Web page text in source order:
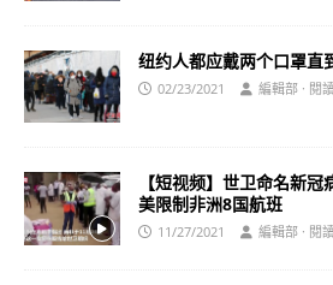
纽约人都应戴两个口罩直
02/23/2021 編輯部 · 閱
【短视频】世卫命名新
美限制非洲8国航班
11/27/2021 編輯部 · 閱